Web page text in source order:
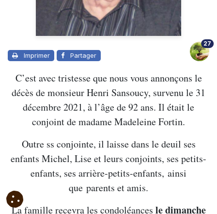
Imprimer Partager
27
C’est avec tristesse que nous vous annonçons le
décès de monsieur Henri Sansoucy, survenu le 31
décembre 2021, à l’âge de 92 ans. Il était le
conjoint de madame Madeleine Fortin.
Outre ss conjointe, il laisse dans le deuil ses
enfants Michel, Lise et leurs conjoints, ses petits-
enfants, ses arrière-petits-enfants, ainsi
que parents et amis.
La famille recevra les condoléances le dimanche